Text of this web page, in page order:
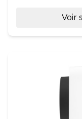
Voir